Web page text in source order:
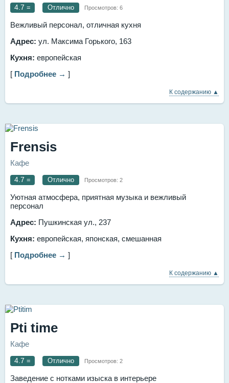
4.7 = Отлично Просмотров: 6
Вежливый персонал, отличная кухня
Адрес: ул. Максима Горького, 163
Кухня: европейская
[ Подробнее → ]
К содержанию ▲
Frensis
Кафе
4.7 = Отлично Просмотров: 2
Уютная атмосфера, приятная музыка и вежливый
персонал
Адрес: Пушкинская ул., 237
Кухня: европейская, японская, смешанная
[ Подробнее → ]
К содержанию ▲
Pti time
Кафе
4.7 = Отлично Просмотров: 2
Заведение с нотками изыска в интерьере